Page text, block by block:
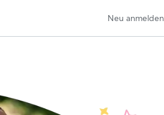
Neu anmelden